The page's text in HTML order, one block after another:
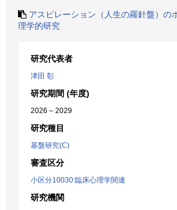
アスピレーション（人生の羅針盤）の
理学的研究
研究代表者
津田 彰
研究期間 (年度)
2026 – 2029
研究種目
基盤研究(C)
審査区分
小区分10030:臨床心理学関連
研究機関